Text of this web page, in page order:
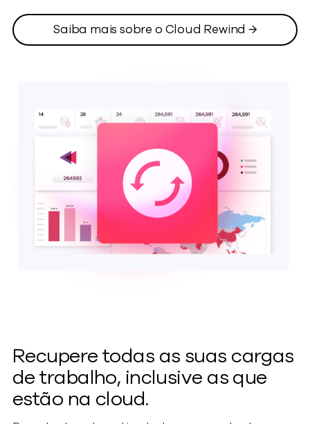
Saiba mais sobre o Cloud Rewind →
Recupere todas as suas cargas
de trabalho, inclusive as que
estão na cloud.